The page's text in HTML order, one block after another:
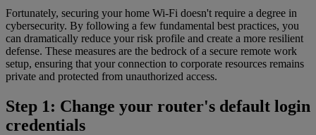
Fortunately, securing your home Wi-Fi doesn't require a degree in
cybersecurity. By following a few fundamental best practices, you
can dramatically reduce your risk profile and create a more resilient
defense. These measures are the bedrock of a secure remote work
setup, ensuring that your connection to corporate resources remains
private and protected from unauthorized access.
Step 1: Change your router's default login
credentials